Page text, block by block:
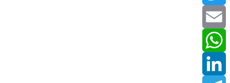
Twitter
Email
WhatsApp